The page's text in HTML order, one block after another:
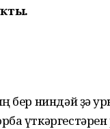
бер ниндәй ҙә